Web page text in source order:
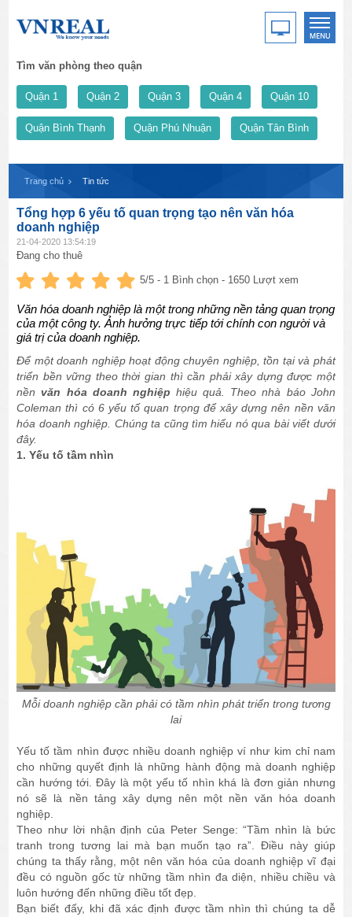
Tìm văn phòng theo quận
Quận 1 Quận 2 Quận 3 Quận 4 Quận 10
Quận Bình Thạnh Quận Phú Nhuận Quận Tân Bình
Trang chủ Tin tức
Tổng hợp 6 yếu tố quan trọng tạo nên văn hóa
doanh nghiệp
21-04-2020 13:54:19
Đang cho thuê
5/5 - 1 Bình chọn - 1650 Lượt xem
Văn hóa doanh nghiệp là một trong những nền tảng quan trọng
của một công ty. Ảnh hưởng trực tiếp tới chính con người và
giá trị của doanh nghiệp.
Để một doanh nghiệp hoạt động chuyên nghiệp, tồn tại và phát
triển bền vững theo thời gian thì cần phải xây dựng được một
nềnvăn hóa doanh nghiệp hiệu quả. Theo nhà báo John
Coleman thì có 6 yếu tố quan trọng để xây dựng nên nền văn
hóa doanh nghiệp. Chúng ta cũng tìm hiểu nó qua bài viết dưới
đây.
1. Yếu tố tầm nhìn
Mỗi doanh nghiệp cần phải có tầm nhìn phát triển trong tương
lai
Yếu tố tầm nhìn được nhiều doanh nghiệp ví như kim chỉ nam
cho những quyết định là những hành động mà doanh nghiệp
cần hướng tới. Đây là một yếu tố nhìn khá là đơn giản nhưng
nó sẽ là nền tảng xây dựng nên một nền văn hóa doanh
nghiệp.
Theo như lời nhận định của Peter Senge: “Tầm nhìn là bức
tranh trong tương lai mà bạn muốn tạo ra”. Điều này giúp
chúng ta thấy rằng, một nên văn hóa của doanh nghiệp vĩ đại
đều có nguồn gốc từ những tầm nhìn đa diện, nhiều chiều và
luôn hướng đến những điều tốt đẹp.
Bạn biết đấy, khi đã xác định được tầm nhìn thì chúng ta dễ